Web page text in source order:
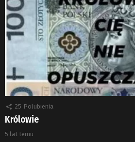
25 Polubienia
Królowie
5 lat temu